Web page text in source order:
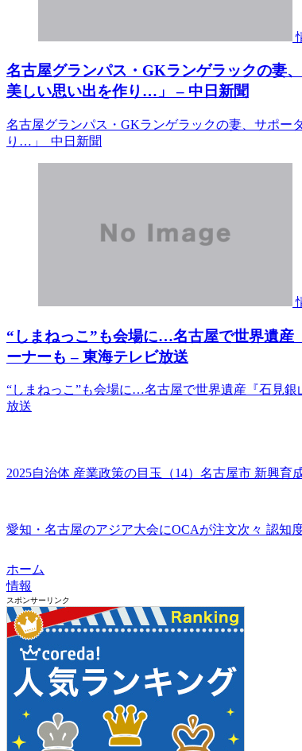
名古屋グランパス・GKランゲラックの妻
美しい思い出を作り…」 – 中日新聞
名古屋グランパス・GKランゲラックの妻、サポー
り…」 中日新聞
“しまねっこ”も会場に…名古屋で世界遺産
ーナーも – 東海テレビ放送
“しまねっこ”も会場に…名古屋で世界遺産『石見
放送
2025自治体 産業政策の目玉（14）名古屋市 新興育
愛知・名古屋のアジア大会にOCAが注文次々 認知
ホーム
情報
スポンサーリンク